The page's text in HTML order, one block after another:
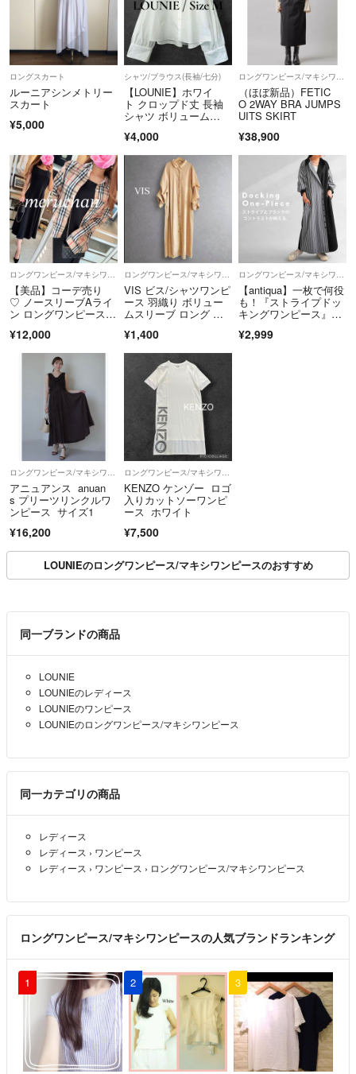
偽物一切扱ってません❗️悪質な評価がある場合は事務所を通して対応さ
せて頂いております。
ロングスカート
ルーニアシンメトリー
スカート
¥5,000
シャツ/ブラウス(長袖/七分)
【LOUNIE】ホワイ
ト クロップド丈 長袖
シャツ ボリューム
¥4,000
ロングワンピース/マキシワンピース
（ほぼ新品）FETIC
O 2WAY BRA JUMPS
UITS SKIRT
¥38,900
ロングワンピース/マキシワンピース
【美品】コーデ売り
♡ ノースリーブAライ
ン ロングワンピース＆
¥12,000
ロングワンピース/マキシワンピース
VIS ビス/シャツワンピ
ース 羽織り ボリュー
ムスリーブ ロング 長
カラー ベージュ 無
地 洗える
¥1,400
ロングワンピース/マキシワンピース
【antiqua】一枚で何役
も！『ストライプドッ
キングワンピース』
¥2,999
ロングワンピース/マキシワンピース
アニュアンス anuan
s プリーツリンクルワ
ンピース サイズ1
¥16,200
ロングワンピース/マキシワンピース
KENZO ケンゾー ロゴ
入りカットソーワンピ
ース ホワイト
¥7,500
LOUNIEのロングワンピース/マキシワンピースのおすすめ
同一ブランドの商品
LOUNIE
LOUNIEのレディース
LOUNIEのワンピース
LOUNIEのロングワンピース/マキシワンピース
同一カテゴリの商品
レディース
レディース › ワンピース
レディース › ワンピース › ロングワンピース/マキシワンピース
ロングワンピース/マキシワンピースの人気ブランドランキング
1 2 3